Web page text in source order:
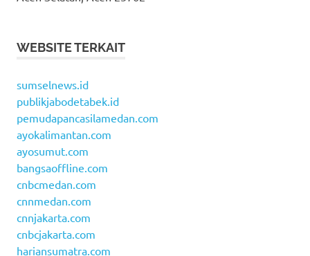
WEBSITE TERKAIT
sumselnews.id
publikjabodetabek.id
pemudapancasilamedan.com
ayokalimantan.com
ayosumut.com
bangsaoffline.com
cnbcmedan.com
cnnmedan.com
cnnjakarta.com
cnbcjakarta.com
hariansumatra.com